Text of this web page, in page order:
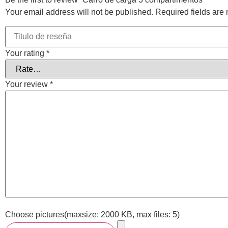
Your email address will not be published. Required fields are
Your rating *
Your review *
Choose pictures(maxsize: 2000 KB, max files: 5)